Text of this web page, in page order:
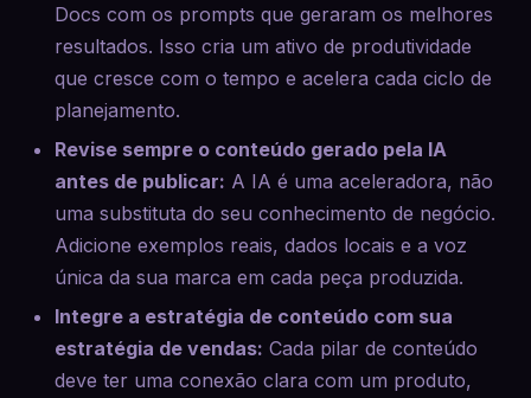
Docs com os prompts que geraram os melhores
resultados. Isso cria um ativo de produtividade
que cresce com o tempo e acelera cada ciclo de
planejamento.
Revise sempre o conteúdo gerado pela IA
antes de publicar: A IA é uma aceleradora, não
uma substituta do seu conhecimento de negócio.
Adicione exemplos reais, dados locais e a voz
única da sua marca em cada peça produzida.
Integre a estratégia de conteúdo com sua
estratégia de vendas: Cada pilar de conteúdo
deve ter uma conexão clara com um produto,